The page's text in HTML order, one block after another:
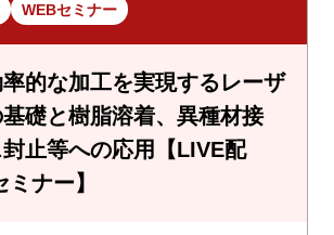
WEBセミナー
的な加工を実現するレーザ
礎と樹脂溶着、異種材接
止等への応用【LIVE配
ナー】